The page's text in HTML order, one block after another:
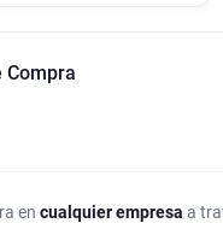
Compra
en cualquier empresa a